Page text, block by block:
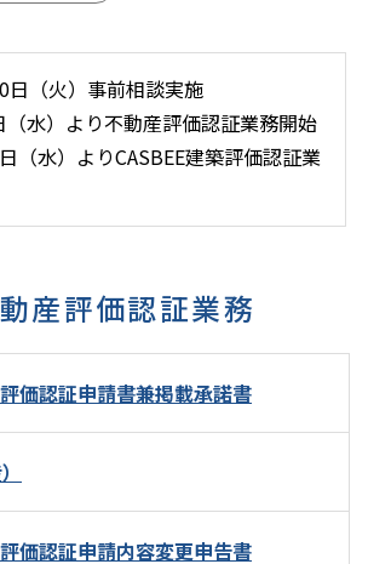
日（火）事前相談実施
水）より不動産評価認証業務開始
（水）よりCASBEE建築評価認証業
産評価認証業務
価認証申請書兼掲載承諾書
価認証申請内容変更申告書